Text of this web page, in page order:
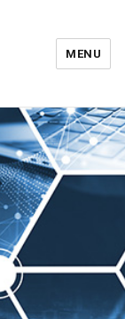
Hubert
MENU